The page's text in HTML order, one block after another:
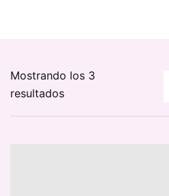
Mostrando los 3
resultadosOrdenado